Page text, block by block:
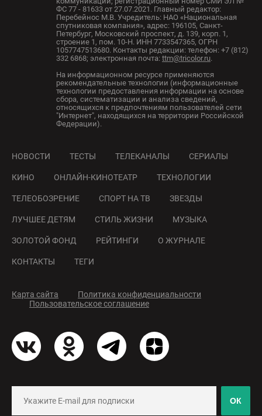
ФС 77 - 81633 от 27.07.2021. Главный редактор:
Перебейнос М.В. Учредитель: НАО «Национальная
спутниковая компания», адрес: 196105, Санкт-
Петербург, Московский проспект, д. 139, корп. 1,
строение 1, пом. 10-Н. ИНН 7733547365, ОГРН
1057747513680. Контакты редакции: телефон: +7 (812)
332 6868; электронная почта: ttm@tricolor.ru.
На информационном ресурсе применяются
рекомендательные технологии (информационные
технологии предоставления информации на основе
сбора, систематизации и анализа сведений,
относящихся к предпочтениям пользователей сети
"Интернет", находящихся на территории Российской
Федерации).
НОВОСТИ ТЕСТЫ ТЕЛЕКАНАЛЫ СЕРИАЛЫ
КИНО ОНЛАЙН-КИНОТЕАТР ТЕХНОЛОГИИ
ТЕЛЕОБОЗРЕНИЕ СПОРТ НА ТВ ЗВЕЗДЫ
ЛУЧШЕЕ ДЕТЯМ СТИЛЬ ЖИЗНИ МУЗЫКА
ЗОЛОТОЙ ФОНД РЕЙТИНГИ О ЖУРНАЛЕ
КОНТАКТЫ ТЕГИ
Карта сайта
Политика конфиденциальности
Пользовательское соглашение
ОК